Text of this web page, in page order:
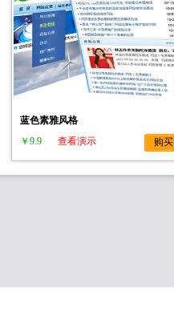
蓝色素雅风格
￥9.9
查看演示 购买